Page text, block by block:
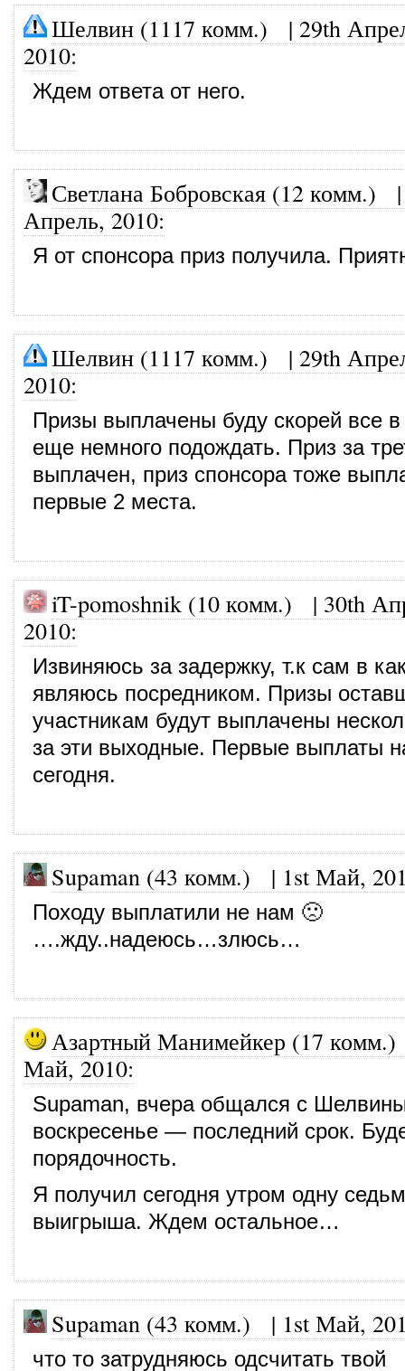
Шелвин (1117 комм.) | 29th
2010:
Ждем ответа от него.
Светлана Бобровская (12 комм.)
Апрель, 2010:
Я от спонсора приз получила.
Шелвин (1117 комм.) | 29th
2010:
Призы выплачены буду скорей все
еще немного подождать. Приз за
выплачен, приз спонсора тоже
первые 2 места.
iT-pomoshnik (10 комм.) | 30th
2010:
Извиняюсь за задержку, т.к сам в
являюсь посредником. Призы
участникам будут выплачены
за эти выходные. Первые выплаты
сегодня.
Supaman (43 комм.) | 1st Май,
Походу выплатили не нам 🙁
….жду..надеюсь…злюсь…
Азартный Манимейкер (17 комм.)
Май, 2010:
Supaman, вчера общался с
воскресенье — последний срок.
порядочность.
Я получил сегодня утром одну
выигрыша. Ждем остальное…
Supaman (43 комм.) | 1st Май,
что то затрудняюсь одсчитать твой